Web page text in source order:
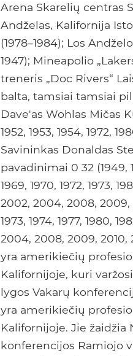
Arena Skarelių centras
Andželas, Kalifornija
(1978–1984); Los
1947); Mineapolio
treneris „Doc Rivers“
balta, tamsiai tamsiai
Dave'as Wohlas Mičas
1952, 1953, 1954, 1972,
Savininkas Donaldas
pavadinimai 0 32 (1949,
1969, 1970, 1972, 1973,
2002, 2004, 2008, 2009,
1973, 1974, 1977, 1980,
2004, 2008, 2009, 2010,
yra amerikiečių
Kalifornijoje, kuri
lygos Vakarų
yra amerikiečių
Kalifornijoje. Jie žaidžia
konferencijos Ramiojo